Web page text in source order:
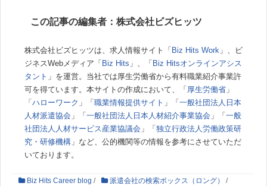
この記事の編集者：株式会社ビズヒッツ
株式会社ビズヒッツは、求人情報サイト「 Biz Hits Work 」、ビ
ジネスWebメディア「 Biz Hits 」、「 Biz Hitsオンラインアシス
タント 」を運営。当社では厚生労働省から有料職業紹介事業許
可を得ています。本サイトの作成において、「 厚生労働省 」
「 ハローワーク 」「 職業情報提供サイト 」「 一般社団法人日本
人材派遣協会 」「 一般社団法人日本人材紹介事業協会 」「 一般
社団法人人材サービス産業協議会 」「 独立行政法人労働政策研
究・研修機構 」など、公的機関等の情報を参考にさせていただ
いております。
Biz Hits Career blog / 派遣会社の検索ボックス（ロング）
/